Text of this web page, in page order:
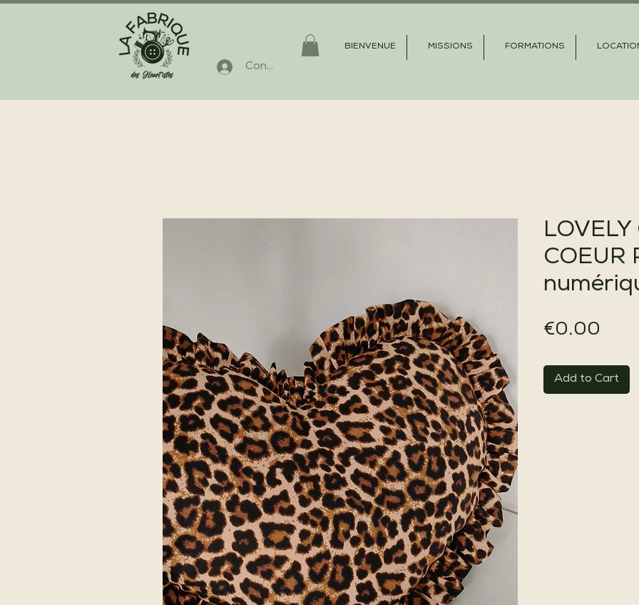
Connexion
BIENVENUE MISSIONS FORMATIONS
COEUR
€0.00
Add to Cart